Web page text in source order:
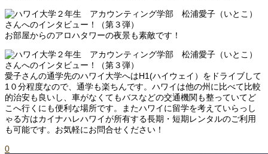
お部屋からのアロハタワーの夜景も素敵です！
愛子さんの通学先のハワイ大学へはH1(ハイウェイ）をドライブして
1０分程度なので、通学も楽ちんです。ハワイは他の州に比べて比較
的治安も良いし、車がなくてもバスなどの交通機関も整っていてど
こへ行くにも便利な場所です。またハワイに留学を考えていらっし
ゃる方はカイナハレハワイが所有する長期・短期レンタルのご利用
も可能です。お気軽にお問合せください！
0